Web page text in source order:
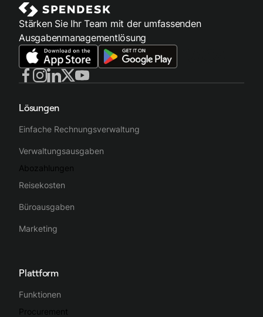
Stärken Sie Ihr Team mit der umfassenden
Ausgabenmanagementlösung
Lösungen
Einfache Rechnungsverwaltung
Verwaltungsausgaben
Abozahlungen
Reisekosten
Büroausgaben
Marketing
Plattform
Funktionen
Procurement